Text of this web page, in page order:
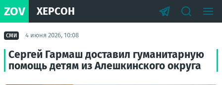
ZOV ХЕРСОН
СМИ 4 июня 2026, 10:08
Сергей Гармаш доставил гуманитарную
помощь детям из Алешкинского округа